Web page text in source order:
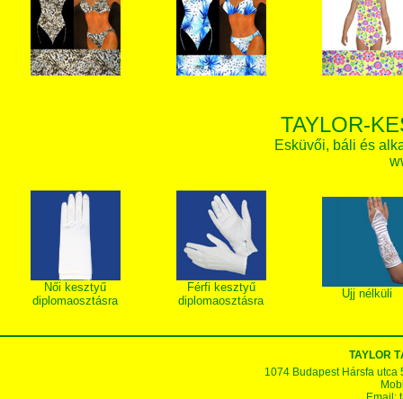
TAYLOR-
Esküvői, báli és
Női kesztyű
diplomaosztásra
Férfi kesztyű
diplomaosztásra
Ujj nélküli
TAYLOR
1074 Budapest Hársfa utca